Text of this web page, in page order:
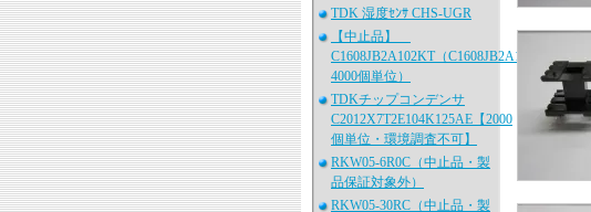
TDK 湿度ｾﾝｻ CHS-UGR
【中止品】
C1608JB2A102KT（C1608JB2A102K080AA、
4000個単位）
TDKチップコンデンサ
C2012X7T2E104K125AE【2000
個単位・環境調査不可】
RKW05-6R0C（中止品・製
品保証対象外）
RKW05-30RC（中止品・製